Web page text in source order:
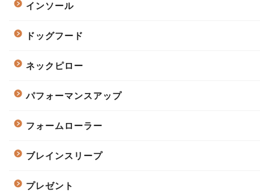
インソール
ドッグフード
ネックピロー
パフォーマンスアップ
フォームローラー
ブレインスリープ
プレゼント